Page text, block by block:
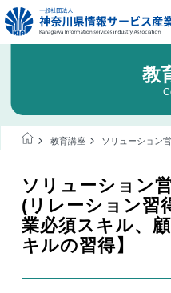
教
教育講座 ソリューション
ソリューション
(リレーション習
業必須スキル、
キルの習得】